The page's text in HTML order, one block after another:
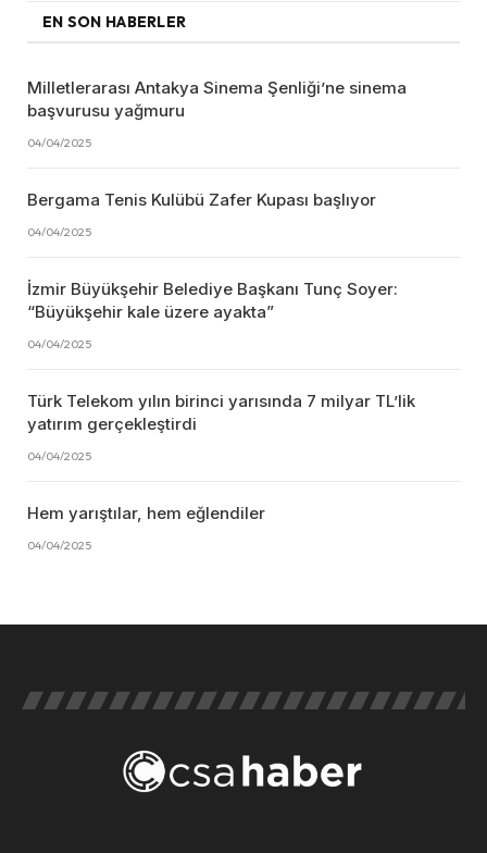
EN SON HABERLER
Milletlerarası Antakya Sinema Şenliği’ne sinema
başvurusu yağmuru
04/04/2025
Bergama Tenis Kulübü Zafer Kupası başlıyor
04/04/2025
İzmir Büyükşehir Belediye Başkanı Tunç Soyer:
“Büyükşehir kale üzere ayakta”
04/04/2025
Türk Telekom yılın birinci yarısında 7 milyar TL’lik
yatırım gerçekleştirdi
04/04/2025
Hem yarıştılar, hem eğlendiler
04/04/2025